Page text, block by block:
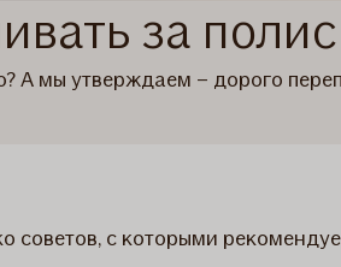
за
А мы утверждаем – дорого
советов, с которыми